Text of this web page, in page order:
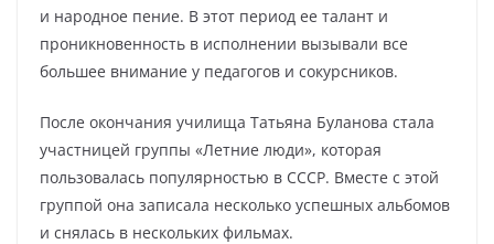
и народное пение. В этот период ее талант и
проникновенность в исполнении вызывали все
большее внимание у педагогов и сокурсников.
После окончания училища Татьяна Буланова стала
участницей группы «Летние люди», которая
пользовалась популярностью в СССР. Вместе с этой
группой она записала несколько успешных альбомов
и снялась в нескольких фильмах.